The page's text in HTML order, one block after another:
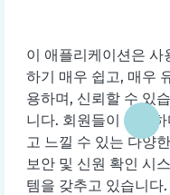
이 애플리케이션은 사
하기 매우 쉽고, 매우
용하며, 신뢰할 수 있습
니다. 회원들이 안전
고 느낄 수 있는 다양한
보안 및 신원 확인 시스
템을 갖추고 있습니다.